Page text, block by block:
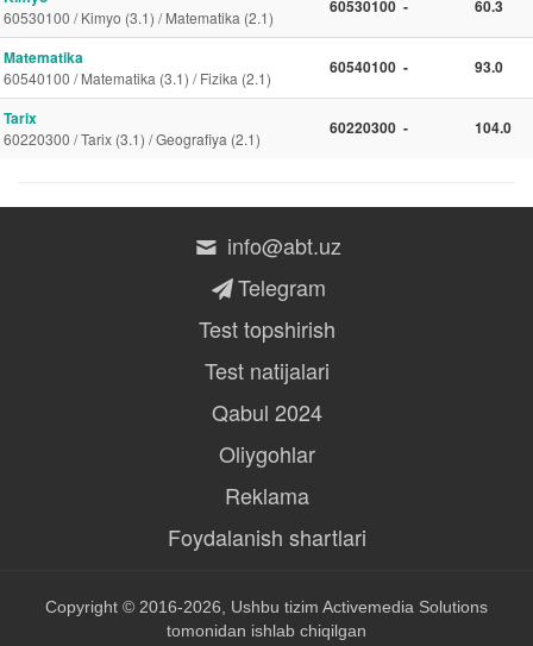
60530100 / Kimyo (3.1) / Matematika (2.1)
60530100 - 60.3
Matematika
60540100 / Matematika (3.1) / Fizika (2.1)
60540100 - 93.0
Tarix
60220300 / Tarix (3.1) / Geografiya (2.1)
60220300 - 104.0
info@abt.uz
Telegram
Test topshirish
Test natijalari
Qabul 2024
Oliygohlar
Reklama
Foydalanish shartlari
Copyright © 2016-2026, Ushbu tizim Activemedia Solutions
tomonidan ishlab chiqilgan